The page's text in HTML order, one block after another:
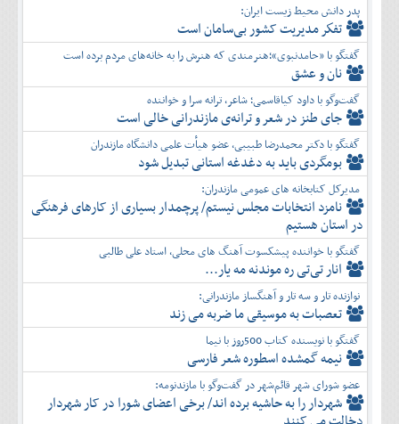
پدر دانش محیط زیست ایران:
تفكر مديريت کشور بی‌سامان است
گفتگو با «حامدنبوی»؛هنرمندی که هنرش را به خانه‌های مردم برده است
نان و عشق
گفت‌وگو با داود کیاقاسمی؛ شاعر، ترانه سرا و خواننده
جای طنز در شعر و ترانه‌ی مازندرانی خالی است
گفتگو با دکتر محمدرضا طبیبی، عضو هیأت علمی دانشگاه مازندران
بومگردی باید به دغدغه استانی تبدیل شود
مدیرکل کتابخانه های عمومی مازندران:
نامزد انتخابات مجلس نیستم/ پرچمدار بسیاری از کارهای فرهنگی
در استان هستیم
گفتگو با خواننده پیشکسوت آهنگ های محلی، استاد علی طالبی
انار تی‌تی ره موندنه مه یار...
نوازنده تار و سه تار و آهنگساز مازندرانی:
تعصبات به موسیقی ما ضربه می زند
گفتگو با نویسنده کتاب 500روز با نیما
نیمه گمشده اسطوره شعر فارسی
عضو شورای شهر قائم‌شهر در گفت‌و‌گو با مازندنومه:
شهردار را به حاشیه برده اند/ برخی اعضای شورا در کار شهردار